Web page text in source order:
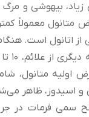
زیاد، بیهوشی و مرگ
متانول معمولاً
از اتانول است.
اولیه متانول،
و اسیدوز، ظاهر
سمی فرمات در